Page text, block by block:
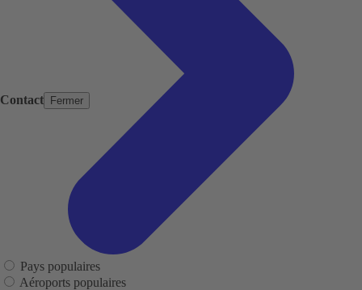
Contact Fermer
Pays populaires
Aéroports populaires